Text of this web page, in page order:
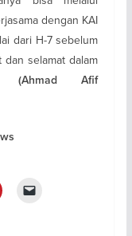
dengan KAI
dari H-7 sebelum
dan selamat dalam
(Ahmad Afif